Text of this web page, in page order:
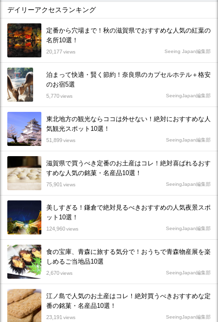
デイリーアクセスランキング
定番から穴場まで！秋の滋賀県でおすすめな人気の紅葉の
名所10選！
20,177views Seeing Japan編集部
泊まって快適・賢く節約！奈良県のカプセルホテル＋格安
のお宿5選
5,770views SeeingJapan編集部
東北地方の観光ならココは外せない！絶対におすすめな人
気観光スポット10選！
51,899views SeeingJapan編集部
滋賀県で買うべき定番のお土産はコレ！絶対喜ばれるおす
すめな人気の銘菓・名産品10選！
75,901 views SeeingJapan編集部
美しすぎる！鎌倉で絶対見るべきおすすめの人気夜景スポ
ット10選！
124,960views SeeingJapan編集部
食の宝庫、青森に旅する気分で！おうちで青森物産展を楽
しめるご当地品10選
2,670views SeeingJapan編集部
江ノ島で人気のお土産はコレ！絶対買うべきおすすめな定
番の銘菓・名産品10選！
23,191 views SeeingJapan編集部